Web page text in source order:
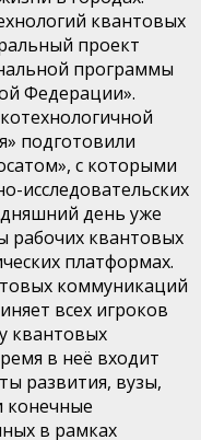
квантовых
проект
программы
Федерации».
подготовили
с которыми
исследовательских
день уже
рабочих квантовых
платформах.
коммуникаций
всех игроков
квантовых
в неё входит
развития, вузы,
конечные
в рамках